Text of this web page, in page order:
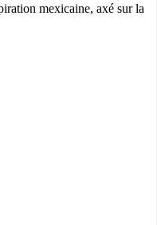
mexicaine, axé sur la